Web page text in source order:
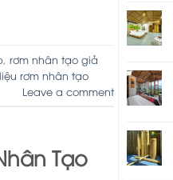
, rơm nhân tạo giả
rơm nhân tạo
Leave a comment
Tạo